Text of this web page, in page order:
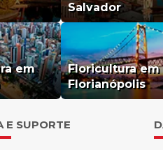
Salvador
em
Floricultura em
Florianópolis
E SUPORTE